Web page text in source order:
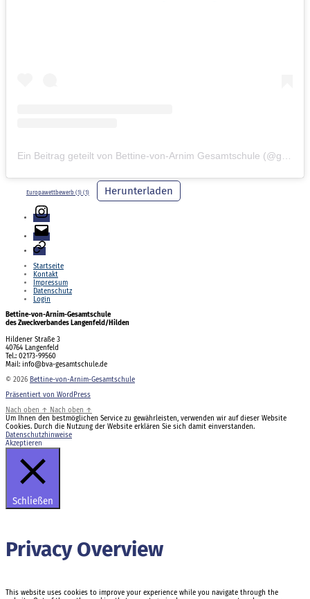
Europawettbewerb (1) (1) Herunterladen
Instagram
E-
Mail
Login
Startseite
Kontakt
Impressum
Datenschutz
Login
Bettine-von-Arnim-Gesamtschule
des Zweckverbandes Langenfeld/Hilden
Hildener Straße 3
40764 Langenfeld
Tel.: 02173-99560
Mail: info@bva-gesamtschule.de
© 2026 Bettine-von-Arnim-Gesamtschule
Präsentiert von WordPress
Nach oben ↑ Nach oben ↑
Um Ihnen den bestmöglichen Service zu gewährleisten, verwenden wir auf dieser Website
Cookies. Durch die Nutzung der Website erklären Sie sich damit einverstanden.
Datenschutzhinweise
Akzeptieren
Schließen
Privacy Overview
This website uses cookies to improve your experience while you navigate through the